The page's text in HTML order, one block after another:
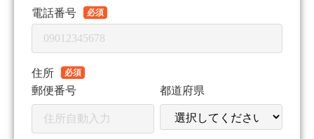
電話番号 必須
住所 必須
郵便番号 都道府県